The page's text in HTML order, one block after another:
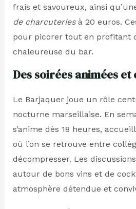
frais et savoureux, ainsi
de charcuteriesà 20 euros.
pour picorer tout en profitant
chaleureuse du bar.
Des soirées animées
Le Barjaquer joue un rôle
nocturne marseillaise. En
s’anime dès 18 heures,
où l’on se retrouve entre
décompresser. Les
autour de bons vins et de
atmosphère détendue et